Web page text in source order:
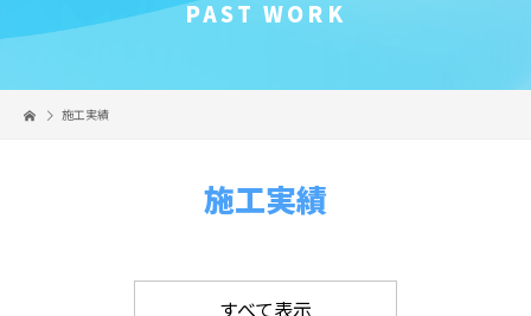
PAST WORK
施工実績
施工実績
すべて表示